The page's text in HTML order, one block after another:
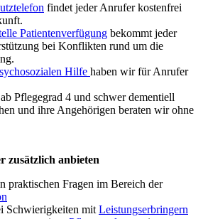
findet jeder Anrufer kostenfrei
Patientenverfügung bekommt jeder
bei Konflikten rund um die
Hilfe haben wir für Anrufer
Pflegegrad 4 und schwer dementiell
und ihre Angehörigen beraten wir ohne
zusätzlich anbieten
praktischen Fragen im Bereich der
Schwierigkeiten mit Leistungserbringern